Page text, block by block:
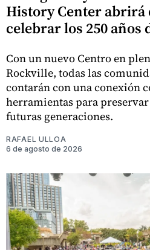
History Center abrirá
celebrar los 250 años
Con un nuevo Centro en
Rockville, todas las
contarán con una conexión
herramientas para
futuras generaciones.
RAFAEL ULLOA
6 de agosto de 2026